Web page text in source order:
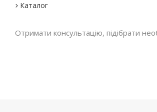
Каталог
Отримати консультацію, підібрати